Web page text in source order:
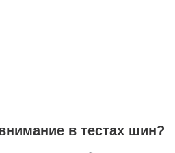
в тестах шин?